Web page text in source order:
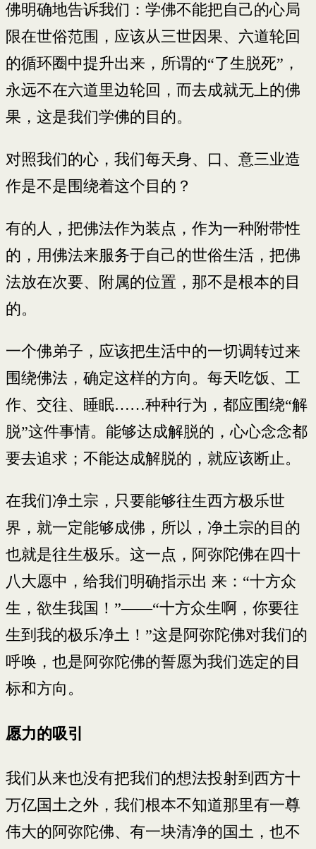
佛明确地告诉我们：学佛不能把自己的心局
限在世俗范围，应该从三世因果、六道轮回
的循环圈中提升出来，所谓的“了生脱死”，
永远不在六道里边轮回，而去成就无上的佛
果，这是我们学佛的目的。
对照我们的心，我们每天身、口、意三业造
作是不是围绕着这个目的？
有的人，把佛法作为装点，作为一种附带性
的，用佛法来服务于自己的世俗生活，把佛
法放在次要、附属的位置，那不是根本的目
的。
一个佛弟子，应该把生活中的一切调转过来
围绕佛法，确定这样的方向。每天吃饭、工
作、交往、睡眠……种种行为，都应围绕“解
脱”这件事情。能够达成解脱的，心心念念都
要去追求；不能达成解脱的，就应该断止。
在我们净土宗，只要能够往生西方极乐世
界，就一定能够成佛，所以，净土宗的目的
也就是往生极乐。这一点，阿弥陀佛在四十
八大愿中，给我们明确指示出 来：“十方众
生，欲生我国！”——“十方众生啊，你要往
生到我的极乐净土！”这是阿弥陀佛对我们的
呼唤，也是阿弥陀佛的誓愿为我们选定的目
标和方向。
愿力的吸引
我们从来也没有把我们的想法投射到西方十
万亿国土之外，我们根本不知道那里有一尊
伟大的阿弥陀佛、有一块清净的国土，也不